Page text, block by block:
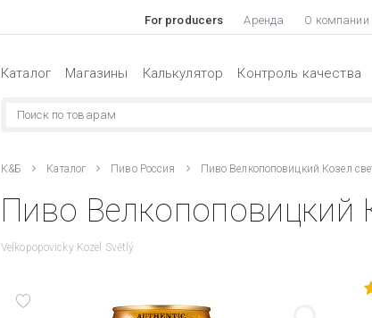
For producers Аренда О компании
Каталог Магазины Калькулятор Контроль качества
К&Б Каталог Пиво Россия Пиво Велкопоповицкий Козел
Пиво Велкопоповицкий
Velkopopovicky Kozel Světlý